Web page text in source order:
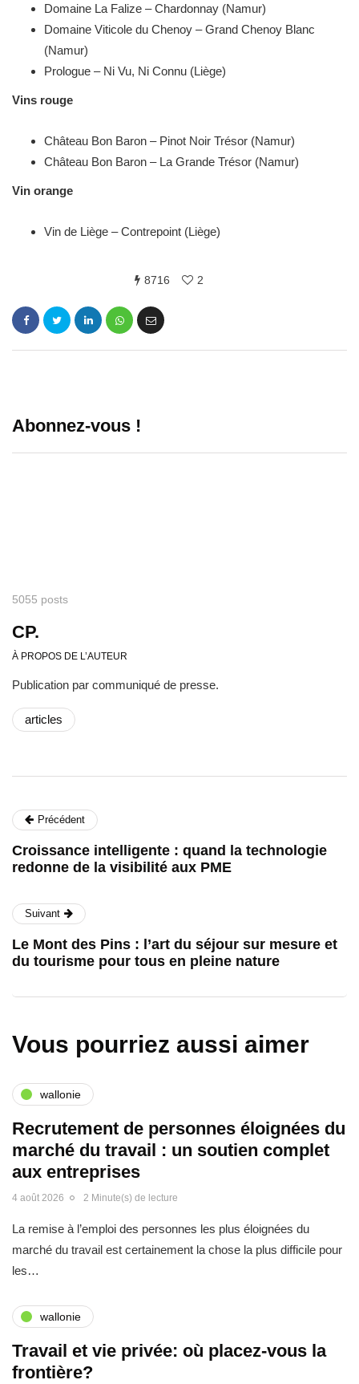
Domaine La Falize – Chardonnay (Namur)
Domaine Viticole du Chenoy – Grand Chenoy Blanc
(Namur)
Prologue – Ni Vu, Ni Connu (Liège)
Vins rouge
Château Bon Baron – Pinot Noir Trésor (Namur)
Château Bon Baron – La Grande Trésor (Namur)
Vin orange
Vin de Liège – Contrepoint (Liège)
8716 2
Abonnez-vous !
5055 posts
CP.
À PROPOS DE L’AUTEUR
Publication par communiqué de presse.
articles
Précédent
Croissance intelligente : quand la technologie
redonne de la visibilité aux PME
Suivant
Le Mont des Pins : l’art du séjour sur mesure et
du tourisme pour tous en pleine nature
Vous pourriez aussi aimer
wallonie
Recrutement de personnes éloignées du
marché du travail : un soutien complet
aux entreprises
4 août 2026 2 Minute(s) de lecture
La remise à l’emploi des personnes les plus éloignées du
marché du travail est certainement la chose la plus difficile pour
les…
wallonie
Travail et vie privée: où placez-vous la
frontière?